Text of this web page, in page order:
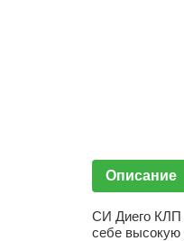
Описание
СИ Диего КЛП
себе высокую